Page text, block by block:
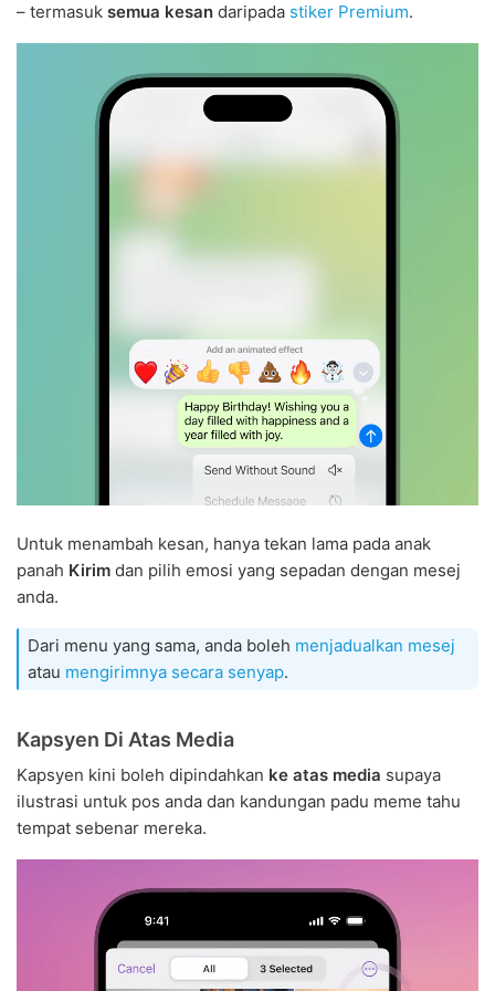
– termasuk semua kesan daripada stiker Premium.
Untuk menambah kesan, hanya tekan lama pada anak
panah Kirim dan pilih emosi yang sepadan dengan mesej
anda.
Dari menu yang sama, anda boleh menjadualkan mesej
atau mengirimnya secara senyap.
Kapsyen Di Atas Media
Kapsyen kini boleh dipindahkan ke atas media supaya
ilustrasi untuk pos anda dan kandungan padu meme tahu
tempat sebenar mereka.